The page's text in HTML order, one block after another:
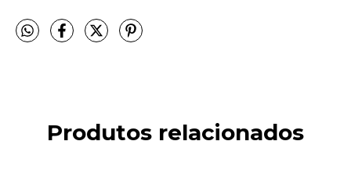
Produtos relacionados